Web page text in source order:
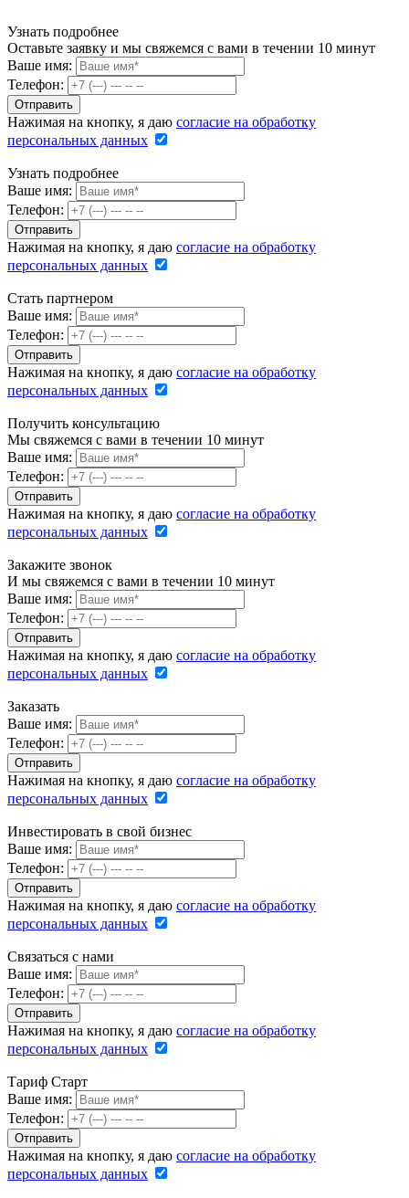
Узнать подробнее
Оставьте заявку и мы свяжемся с вами в течении 10 минут
Ваше имя:
Телефон:
Нажимая на кнопку, я даю согласие на обработку
персональных данных
Узнать подробнее
Ваше имя:
Телефон:
Нажимая на кнопку, я даю согласие на обработку
персональных данных
Стать партнером
Ваше имя:
Телефон:
Нажимая на кнопку, я даю согласие на обработку
персональных данных
Получить консультацию
Мы свяжемся с вами в течении 10 минут
Ваше имя:
Телефон:
Нажимая на кнопку, я даю согласие на обработку
персональных данных
Закажите звонок
И мы свяжемся с вами в течении 10 минут
Ваше имя:
Телефон:
Нажимая на кнопку, я даю согласие на обработку
персональных данных
Заказать
Ваше имя:
Телефон:
Нажимая на кнопку, я даю согласие на обработку
персональных данных
Инвестировать в свой бизнес
Ваше имя:
Телефон:
Нажимая на кнопку, я даю согласие на обработку
персональных данных
Связаться с нами
Ваше имя:
Телефон:
Нажимая на кнопку, я даю согласие на обработку
персональных данных
Тариф Старт
Ваше имя:
Телефон:
Нажимая на кнопку, я даю согласие на обработку
персональных данных